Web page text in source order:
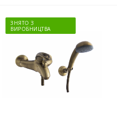
ЗНЯТО З
ВИРОБНИЦТВА